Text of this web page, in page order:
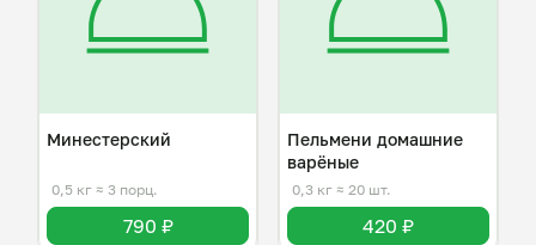
Минестерский
0,5 кг ≈ 3 порц.
790 ₽
Пельмени домашние
варёные
0,3 кг ≈ 20 шт.
420 ₽